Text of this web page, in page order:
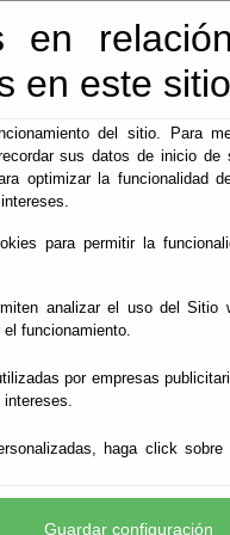
en
en este sitio
del sitio. Para
sus datos de inicio de
optimizar la funcionalidad
para permitir la
analizar el uso del Sitio
funcionamiento.
por empresas
intereses.
haga click sobre
Guardar configuración
e ▼ Macael
ejemplo de vigor y
productivos de
de mármoles en un